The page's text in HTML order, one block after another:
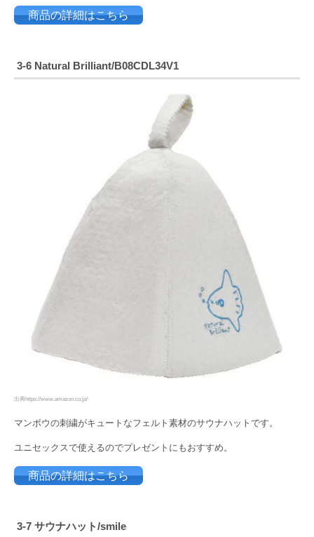
商品の詳細はこちら
3-6 Natural Brilliant/B08CDL34V1
出典https://www.amazon.co.jp/
マンボウの刺繍がキュートなフェルト素材のサウナハットです。
ユニセックスで使えるのでプレゼントにもおすすめ。
商品の詳細はこちら
3-7 サウナハット/smile